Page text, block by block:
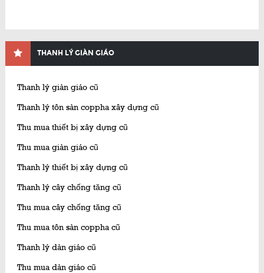
THANH LÝ GIÀN GIÁO
Thanh lý giàn giáo cũ
Thanh lý tôn sàn coppha xây dựng cũ
Thu mua thiết bị xây dựng cũ
Thu mua giàn giáo cũ
Thanh lý thiết bị xây dựng cũ
Thanh lý cây chống tăng cũ
Thu mua cây chống tăng cũ
Thu mua tôn sàn coppha cũ
Thanh lý dàn giáo cũ
Thu mua dàn giáo cũ